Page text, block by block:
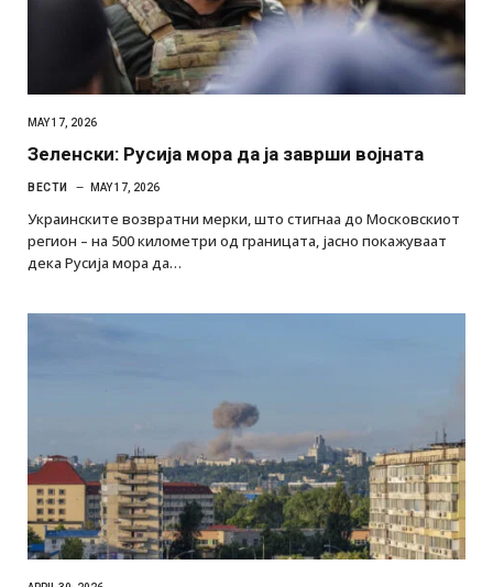
MAY 17, 2026
Зеленски: Русија мора да ја заврши војната
ВЕСТИ MAY 17, 2026
Украинските возвратни мерки, што стигнаа до Московскиот
регион – на 500 километри од границата, јасно покажуваат
дека Русија мора да…